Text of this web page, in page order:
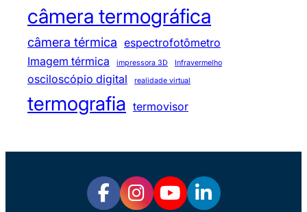
câmera termográfica
câmera térmica espectrofotômetro
Imagem térmica
impressora 3D Infravermelho
osciloscópio digital realidade virtual
termografia termovisor